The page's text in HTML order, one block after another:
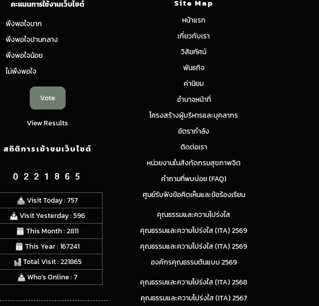
คะแนนการใช้งานเว็บไซต์
พึงพอใจมาก
พึงพอใจปานกลาง
พึงพอใจน้อย
ไม่พึงพอใจ
View Results
สถิติการเข้าชมเว็บไซต์
Visit Today : 757
Visit Yesterday : 596
This Month : 2811
This Year : 167241
Total Visit : 221865
Who's Online : 7
Site Map
หน้าแรก
เกี่ยวกับเรา
วิสัยทัศน์
พันธกิจ
ค่านิยม
อำนาจหน้าที่
โครงสร้างผู้บริหารและบุคลากร
อัตรากำลัง
ติดต่อเรา
หน่วยงานในสังกัดกรมสุขภาพจิต
คำถามที่พบบ่อย (FAQ)
ศูนย์รับฟังข้อคิดเห็นและข้อร้องเรียน
คุณธรรมและความโปร่งใส
คุณธรรมและความโปร่งใส (ITA) 2569
คุณธรรมและความโปร่งใส (ITA) 2569
องค์กรคุณธรรมต้นแบบ 2569
คุณธรรมและความโปร่งใส (ITA) 2568
คุณธรรมและความโปร่งใส (ITA) 2567